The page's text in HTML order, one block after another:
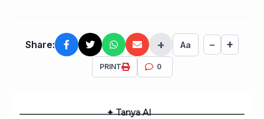
Share: + Aa − +
PRINT 0
✦ Tanya AI